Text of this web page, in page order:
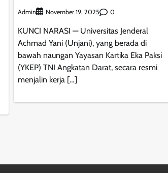
Admin November 19, 2025 0
KUNCI NARASI — Universitas Jenderal
Achmad Yani (Unjani), yang berada di
bawah naungan Yayasan Kartika Eka Paksi
(YKEP) TNI Angkatan Darat, secara resmi
menjalin kerja […]